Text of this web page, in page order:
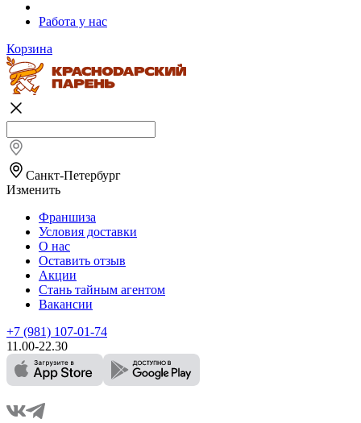
Работа у нас
Корзина
Санкт-Петербург
Изменить
Франшиза
Условия доставки
О нас
Оставить отзыв
Акции
Стань тайным агентом
Вакансии
+7 (981) 107-01-74
11.00-22.30